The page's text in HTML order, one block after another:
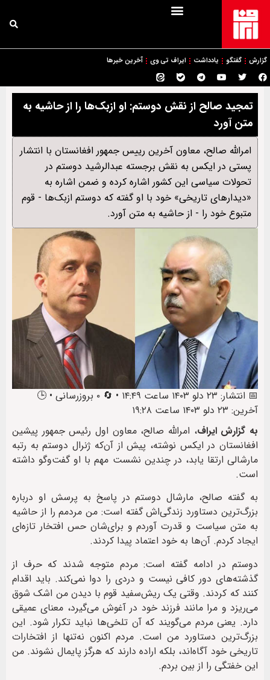
گزارش گفتگو یادداشت ایراف تی وی آخرین خبرها
تمجید صالح از نقش دوستم: او ازبک‌ها را از حاشیه به
متن آورد
امرالله صالح، معاون آخرین رییس‌ جمهور افغانستان با انتشار
پستی در ایکس به نقش برجسته عبدالرشید دوستم در
تحولات سیاسی این کشور اشاره کرده و ضمن اشاره به
«دیدارهای تاریخی» خود با او گفته که دوستم ازبک‌ها - قوم
متبوع خود را - از حاشیه به متن آورد.
📅 انتشار: ۲۳ دلو ۱۴۰۳ ساعت ۱۴:۴۹ • 🔄 ۰ بروزرسانی • 🕒
آخرین: ۲۳ دلو ۱۴۰۳ ساعت ۱۹:۲۸
به گزارش ایراف، امرالله صالح، معاون اول رئیس جمهور پیشین
افغانستان در ایکس نوشته، پیش از آن‌که ژنرال دوستم به رتبه
مارشالی ارتقا یابد، در چندین نشست مهم با او گفت‌وگو داشته
است.
به گفته صالح، مارشال دوستم در پاسخ به پرسش او درباره
بزرگ‌ترین دستاورد زندگی‌اش گفته است: من مردمم را از حاشیه
به متن سیاست و قدرت آوردم و برای‌شان حس افتخار تازه‌ای
ایجاد کردم. آن‌ها به خود اعتماد پیدا کردند.
دوستم در ادامه گفته است: مردم متوجه شدند که حرف از
گذشته‌های دور کافی نیست و دردی را دوا نمی‌کند. باید اقدام
کنند که کردند. وقتی یک ریش‌سفید قوم با دیدن من اشک شوق
می‌ریزد و مرا مانند فرزند خود در آغوش می‌گیرد، معنای عمیقی
دارد. یعنی مردم می‌گویند که آن تلخی‌ها نباید تکرار شود. این
بزرگ‌ترین دستاورد من است. مردم اکنون نه‌تنها از افتخارات
تاریخی خود آگاه‌اند، بلکه اراده دارند که هرگز پایمال نشوند. من
این خفتگی را از بین بردم.